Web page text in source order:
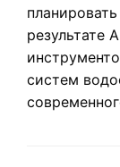
результате
систем